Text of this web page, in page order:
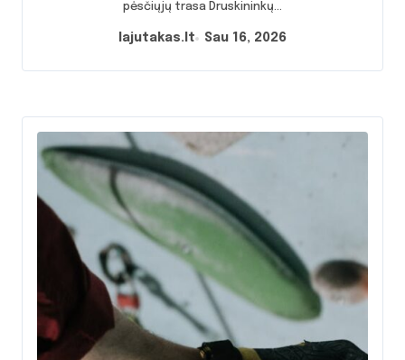
pėsčiųjų trasa Druskininkų...
lajutakas.lt Sau 16, 2026